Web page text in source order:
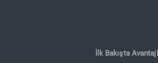
İlk Bakışta